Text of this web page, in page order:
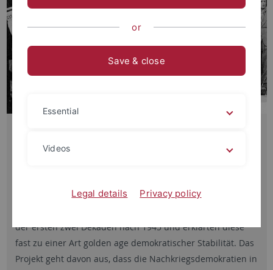
In den vergangenen Jahren beschäftigten sich
Conway 2020; Corduwener 2023). Beinahe einmütig
der ersten zwei Dekaden nach 1945 und erklärten diese
fast zu einer Art golden age demokratischer Stabilität. Das
Projekt geht davon aus, dass die Nachkriegsdemokratien in
or
Save & close
Essential
Videos
Legal details Privacy policy